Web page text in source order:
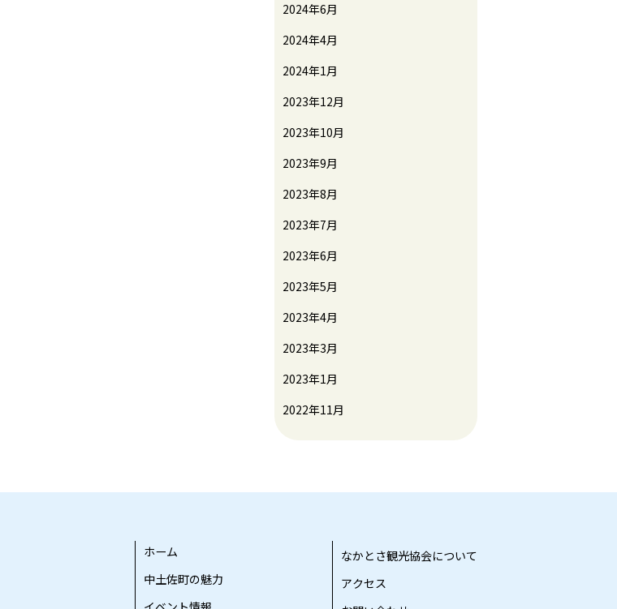
2024年6月
2024年4月
2024年1月
2023年12月
2023年10月
2023年9月
2023年8月
2023年7月
2023年6月
2023年5月
2023年4月
2023年3月
2023年1月
2022年11月
ホーム
中土佐町の魅力
なかとさ観光協会について
アクセス